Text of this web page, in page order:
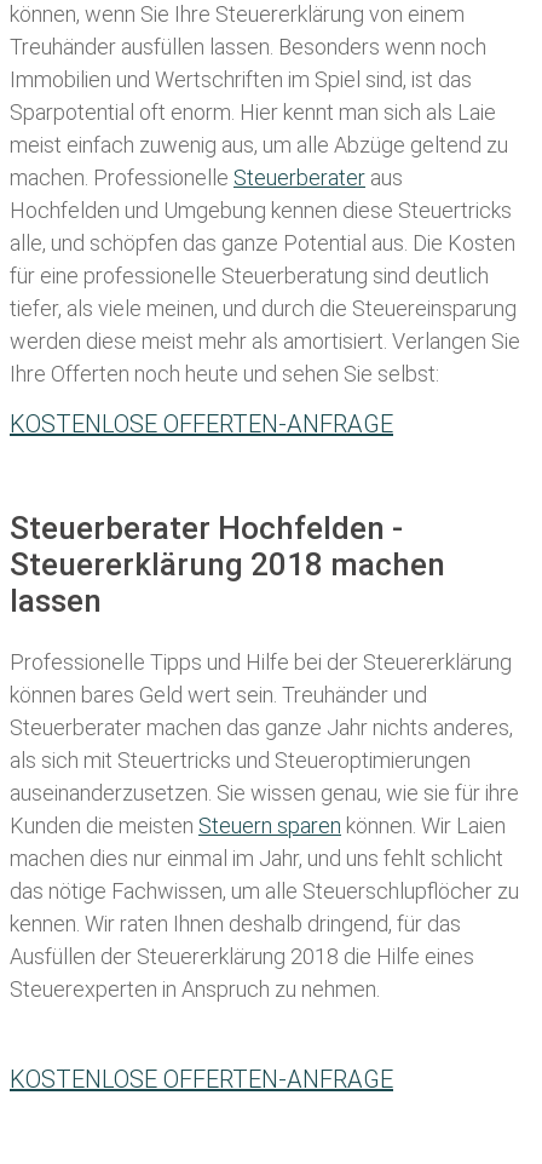
können, wenn Sie Ihre Steuererklärung von einem
Treuhänder ausfüllen lassen . Besonders wenn noch
Immobilien und Wertschriften im Spiel sind, ist das
Sparpotential oft enorm. Hier kennt man sich als Laie
meist einfach zuwenig aus, um alle Abzüge geltend zu
machen. Professionelle Steuerberater aus
Hochfelden und Umgebung kennen diese Steuertricks
alle, und schöpfen das ganze Potential aus. Die Kosten
für eine professionelle Steuerberatung sind deutlich
tiefer, als viele meinen, und durch die Steuereinsparung
werden diese meist mehr als amortisiert. Verlangen Sie
Ihre Offerten noch heute und sehen Sie selbst:
KOSTENLOSE OFFERTEN-ANFRAGE
Steuerberater Hochfelden -
Steuererklärung 2018 machen
lassen
Professionelle Tipps und Hilfe bei der Steuererklärung
können bares Geld wert sein. Treuhänder und
Steuerberater machen das ganze Jahr nichts anderes,
als sich mit Steuertricks und Steueroptimierungen
auseinanderzusetzen. Sie wissen genau, wie sie für ihre
Kunden die meisten Steuern sparen können. Wir Laien
machen dies nur einmal im Jahr, und uns fehlt schlicht
das nötige Fachwissen, um alle Steuerschlupflöcher zu
kennen. Wir raten Ihnen deshalb dringend, für das
Ausfüllen der Steuererklärung 2018 die Hilfe eines
Steuerexperten in Anspruch zu nehmen.
KOSTENLOSE OFFERTEN-ANFRAGE